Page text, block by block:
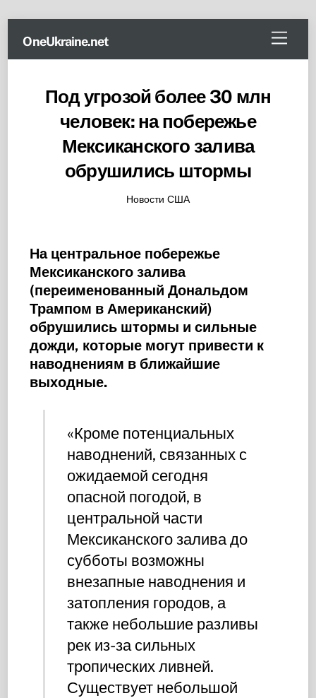
content
Menu
OneUkraine.net
Под угрозой более 30 млн
человек: на побережье
Мексиканского залива
обрушились штормы
Новости США
На центральное побережье
Мексиканского залива
(переименованный Дональдом
Трампом в Американский)
обрушились штормы и сильные
дожди, которые могут привести к
наводнениям в ближайшие
выходные.
«Кроме потенциальных
наводнений, связанных с
ожидаемой сегодня
опасной погодой, в
центральной части
Мексиканского залива до
субботы возможны
внезапные наводнения и
затопления городов, а
также небольшие разливы
рек из-за сильных
тропических ливней.
Существует небольшой